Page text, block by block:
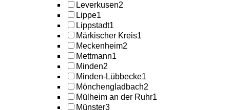
Leverkusen2
Lippe1
Lippstadt1
Märkischer Kreis1
Meckenheim2
Mettmann1
Minden2
Minden-Lübbecke1
Mönchengladbach2
Mülheim an der Ruhr1
Münster3